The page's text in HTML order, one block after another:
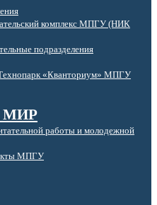
комплекс МПГУ (НИК
подразделения
«Кванториум» МПГУ
МИР
работы и молодежной
МПГУ